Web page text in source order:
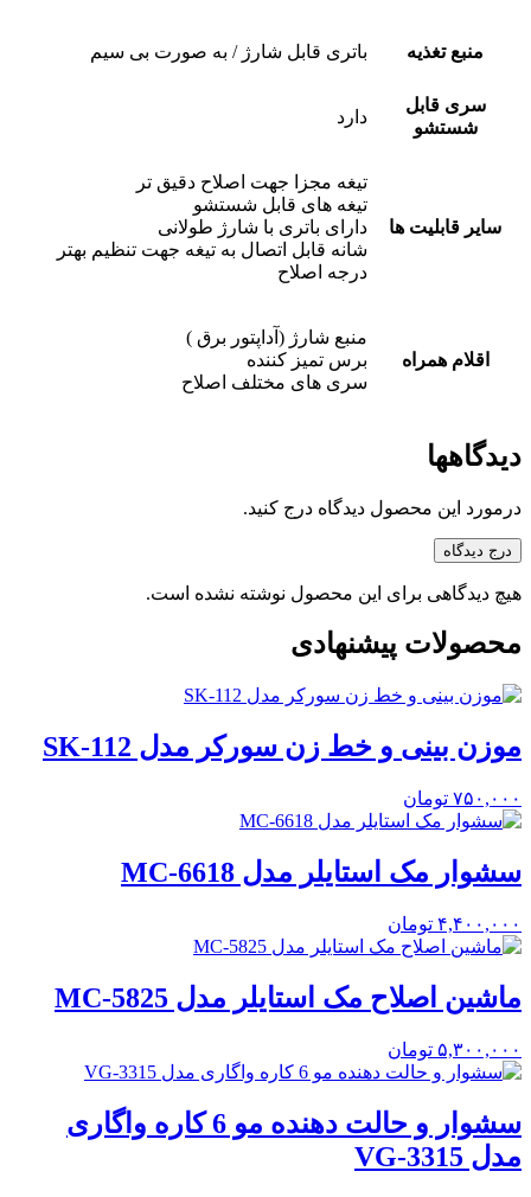
منبع تغذیه باتری قابل شارژ / به صورت بی سیم
سری قابل
شستشو
دارد
سایر قابلیت ها
تیغه مجزا جهت اصلاح دقیق تر
تیغه های قابل شستشو
دارای باتری با شارژ طولانی
شانه قابل اتصال به تیغه جهت تنظیم بهتر
درجه اصلاح
اقلام همراه
منبع شارژ (آداپتور برق )
برس تمیز کننده
سری های مختلف اصلاح
دیدگاهها
درمورد این محصول دیدگاه درج کنید.
درج دیدگاه
هیچ دیدگاهی برای این محصول نوشته نشده است.
محصولات پیشنهادی
موزن بینی و خط زن سورکر مدل SK-112
۷۵۰,۰۰۰ تومان
سشوار مک استایلر مدل MC-6618
۴,۴۰۰,۰۰۰ تومان
ماشین اصلاح مک استایلر مدل MC-5825
۵,۳۰۰,۰۰۰ تومان
سشوار و حالت دهنده مو 6 کاره واگاری
مدل VG-3315